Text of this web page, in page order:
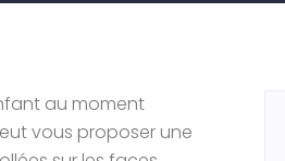
au moment
vous proposer une